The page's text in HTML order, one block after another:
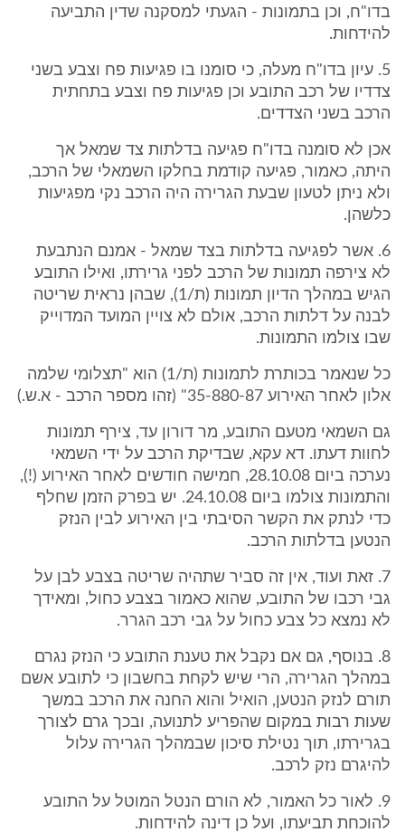
בדו"ח, וכן בתמונות - הגעתי למסקנה שדין התביעה
להידחות.
5. עיון בדו"ח מעלה, כי סומנו בו פגיעות פח וצבע בשני
צדדיו של רכב התובע וכן פגיעות פח וצבע בתחתית
הרכב בשני הצדדים.
אכן לא סומנה בדו"ח פגיעה בדלתות צד שמאל אך
היתה, כאמור, פגיעה קודמת בחלקו השמאלי של הרכב,
ולא ניתן לטעון שבעת הגרירה היה הרכב נקי מפגיעות
כלשהן.
6. אשר לפגיעה בדלתות בצד שמאל - אמנם הנתבעת
לא צירפה תמונות של הרכב לפני גרירתו, ואילו התובע
הגיש במהלך הדיון תמונות (ת/1), שבהן נראית שריטה
לבנה על דלתות הרכב, אולם לא צויין המועד המדוייק
שבו צולמו התמונות.
כל שנאמר בכותרת לתמונות (ת/1) הוא "תצלומי שלמה
אלון לאחר האירוע 35-880-87" (זהו מספר הרכב - א.ש.)
גם השמאי מטעם התובע, מר דורון עד, צירף תמונות
לחוות דעתו. דא עקא, שבדיקת הרכב על ידי השמאי
נערכה ביום 28.10.08, חמישה חודשים לאחר האירוע (!),
והתמונות צולמו ביום 24.10.08. יש בפרק הזמן שחלף
כדי לנתק את הקשר הסיבתי בין האירוע לבין הנזק
הנטען בדלתות הרכב.
7. זאת ועוד, אין זה סביר שתהיה שריטה בצבע לבן על
גבי רכבו של התובע, שהוא כאמור בצבע כחול, ומאידך
לא נמצא כל צבע כחול על גבי רכב הגרר.
8. בנוסף, גם אם נקבל את טענת התובע כי הנזק נגרם
במהלך הגרירה, הרי שיש לקחת בחשבון כי לתובע אשם
תורם לנזק הנטען, הואיל והוא החנה את הרכב במשך
שעות רבות במקום שהפריע לתנועה, ובכך גרם לצורך
בגרירתו, תוך נטילת סיכון שבמהלך הגרירה עלול
להיגרם נזק לרכב.
9. לאור כל האמור, לא הורם הנטל המוטל על התובע
להוכחת תביעתו, ועל כן דינה להידחות.